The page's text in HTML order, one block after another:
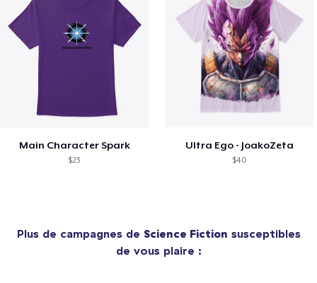
Main Character Spark
$23
Ultra Ego - JoakoZeta
$40
Plus de campagnes de Science Fiction susceptibles
de vous plaire :